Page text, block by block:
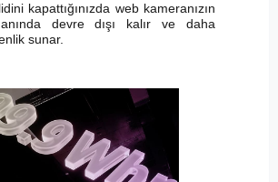
kapattığınızda web kameranızın
anında devre dışı kalır ve daha
sunar.